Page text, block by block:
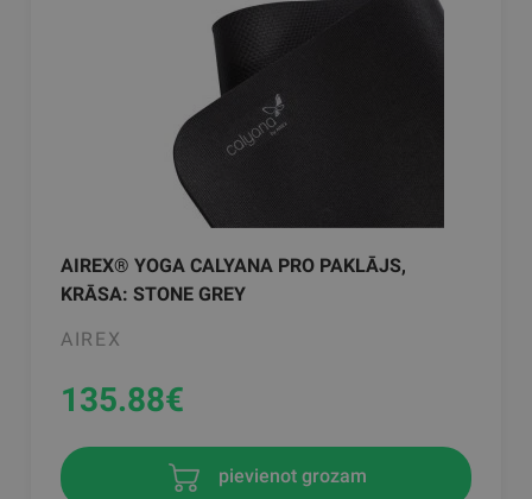
AIREX® YOGA CALYANA PRO PAKLĀJS,
KRĀSA: STONE GREY
AIREX
135.88€
pievienot grozam